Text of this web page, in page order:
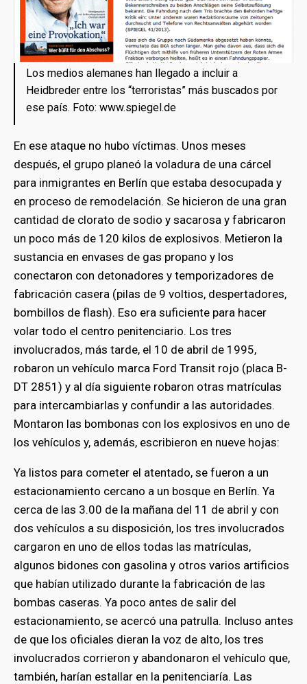
Los medios alemanes han llegado a incluir a
Heidbreder entre los “terroristas” más buscados por
ese país. Foto: www.spiegel.de
En ese ataque no hubo víctimas. Unos meses
después, el grupo planeó la voladura de una cárcel
para inmigrantes en Berlín que estaba desocupada y
en proceso de remodelación. Se hicieron de una gran
cantidad de clorato de sodio y sacarosa y fabricaron
un poco más de 120 kilos de explosivos. Metieron la
sustancia en envases de gas propano y los
conectaron con detonadores y temporizadores de
fabricación casera (pilas de 9 voltios, despertadores,
bombillos de flash). Eso era suficiente para hacer
volar todo el centro penitenciario. Los tres
involucrados, más tarde, el 10 de abril de 1995,
robaron un vehículo marca Ford Transit rojo (placa B-
DT 2851) y al día siguiente robaron otras matrículas
para intercambiarlas y confundir a las autoridades.
Montaron las bombonas con los explosivos en uno de
los vehículos y, además, escribieron en nueve hojas:
Ya listos para cometer el atentado, se fueron a un
estacionamiento cercano a un bosque en Berlín. Ya
cerca de las 3.00 de la mañana del 11 de abril y con
dos vehículos a su disposición, los tres involucrados
cargaron en uno de ellos todas las matrículas,
algunos bidones con gasolina y otros varios artificios
que habían utilizado durante la fabricación de las
bombas caseras. Ya poco antes de salir del
estacionamiento, se acercó una patrulla. Incluso antes
de que los oficiales dieran la voz de alto, los tres
involucrados corrieron y abandonaron el vehículo que,
también, harían estallar en la penitenciaría. Las